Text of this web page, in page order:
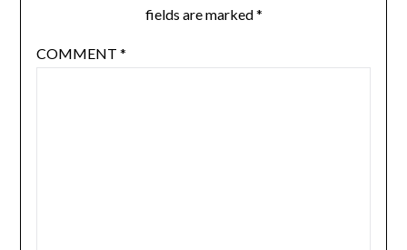
fields are marked*
COMMENT *